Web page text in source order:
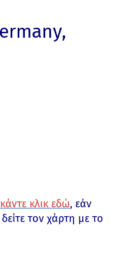
κλικ εδώ, εάν
τον χάρτη με το